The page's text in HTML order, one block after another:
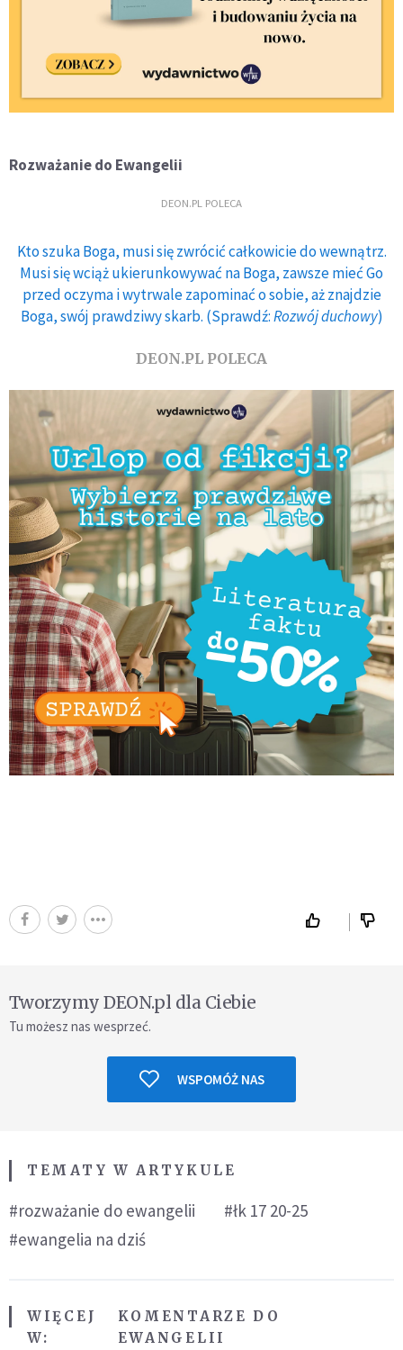
Rozważanie do Ewangelii
DEON.PL POLECA
Kto szuka Boga, musi się zwrócić całkowicie do wewnątrz.
Musi się wciąż ukierunkowywać na Boga, zawsze mieć Go
przed oczyma i wytrwale zapominać o sobie, aż znajdzie
Boga, swój prawdziwy skarb. (Sprawdź:Rozwój duchowy)
DEON.PL POLECA
Tworzymy DEON.pl dla Ciebie
Tu możesz nas wesprzeć.
WSPOMÓŻ NAS
TEMATY W ARTYKULE
#rozważanie do ewangelii
#łk 17 20-25
#ewangelia na dziś
WIĘCEJ
W:
KOMENTARZE DO
EWANGELII